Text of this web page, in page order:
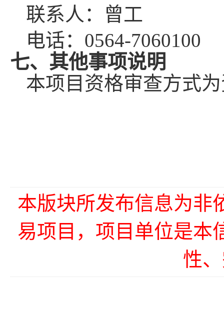
联系人：
曾工
电话： 0564-7060100
七、其他事项说明
本项目资格审查方式
本版块所发布信息为非
易项目，项目单位是本
性